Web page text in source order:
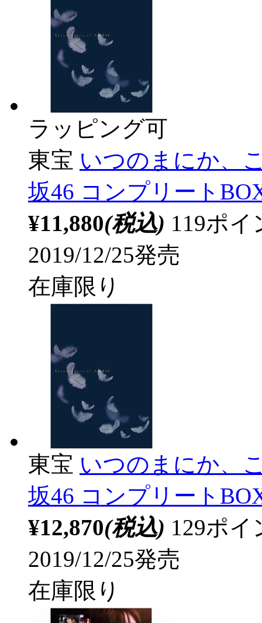
ラッピング可
東宝 いつのまにか、
坂46 コンプリート
¥11,880(税込) 119ポ
2019/12/25発売
在庫限り
東宝 いつのまにか、
坂46 コンプリート
¥12,870(税込) 129ポ
2019/12/25発売
在庫限り